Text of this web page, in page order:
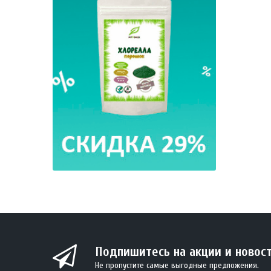
Подпишитесь на акции и
Не пропустите самые выгодные предложения.